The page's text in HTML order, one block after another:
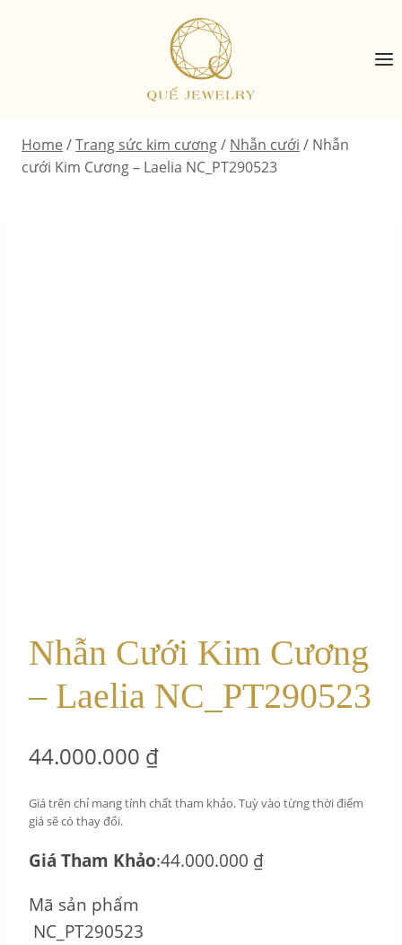
Home /Trang sức kim cương/ Nhẫn cưới / Nhẫn
cưới Kim Cương – Laelia NC_PT290523
Nhẫn Cưới Kim Cương
– Laelia NC_PT290523
44.000.000 ₫
Giá trên chỉ mang tính chất tham khảo. Tuỳ vào từng thời điểm
giá sẽ có thay đổi.
Giá Tham Khảo:44.000.000 ₫
Mã sản phẩm
NC_PT290523